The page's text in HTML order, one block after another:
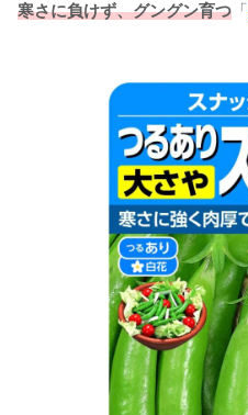
寒さに負けず、グングン育つ 「